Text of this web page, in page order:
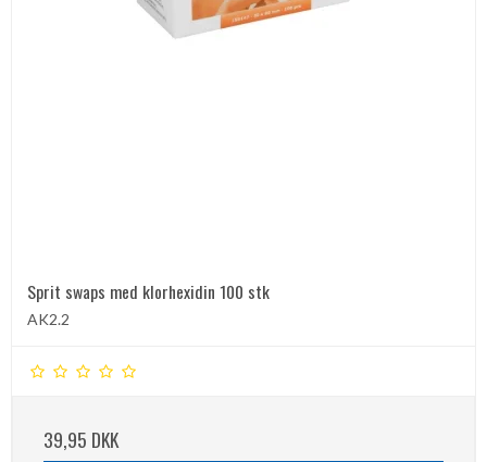
Sprit swaps med klorhexidin 100 stk
AK2.2
39,95 DKK